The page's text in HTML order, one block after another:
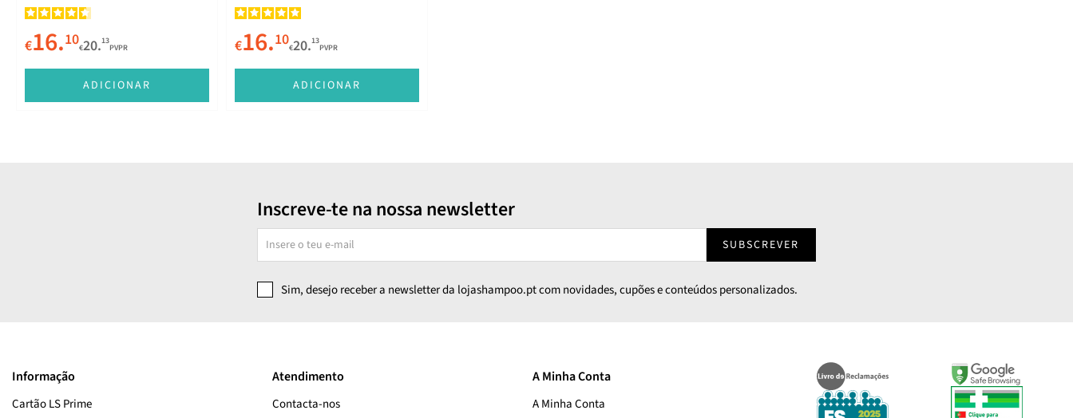
€16.10€20.13
PVPR
ADICIONAR
€16.10€20.13
PVPR
ADICIONAR
Inscreve-te na nossa newsletter
SUBSCREVER
Sim, desejo receber a newsletter da lojashampoo.pt com novidades, cupões e conteúdos personalizados.
Informação
Cartão LS Prime
Atendimento
Contacta-nos
A Minha Conta
A Minha Conta